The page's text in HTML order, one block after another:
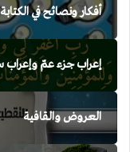
أفكار ونصائح في الكتابة
إعراب جزء عمّ وإعراب
العروض والقافية